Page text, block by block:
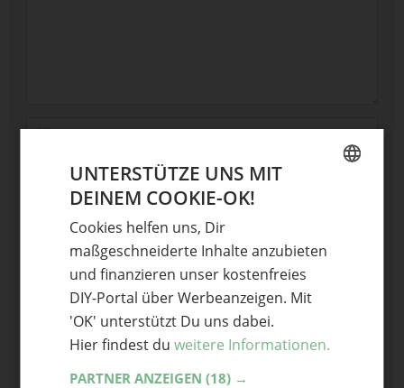
Name
Bild anhängen
Keine Datei ausgewählt
Maximale Dateigröße: 8 MB.
Bild.
UNTERSTÜTZE UNS MIT
DEINEM COOKIE-OK!
Cookies helfen uns, Dir
maßgeschneiderte Inhalte anzubieten
und finanzieren unser kostenfreies
DIY-Portal über Werbeanzeigen. Mit
'OK' unterstützt Du uns dabei.
Hier findest du weitere Informationen.
PARTNER ANZEIGEN (18) →